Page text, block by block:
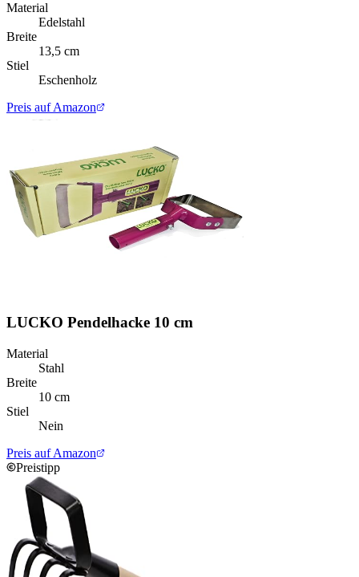
Material
Edelstahl
Breite
13,5 cm
Stiel
Eschenholz
Preis auf Amazon
LUCKO Pendelhacke 10 cm
Material
Stahl
Breite
10 cm
Stiel
Nein
Preis auf Amazon
Preistipp